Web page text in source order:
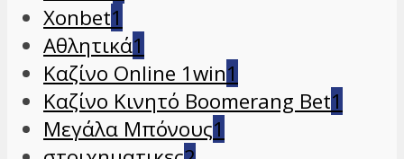
Xonbet1
Αθλητικά1
Καζίνο Online 1win1
Καζίνο Κινητό Boomerang Bet1
Μεγάλα Μπόνους1